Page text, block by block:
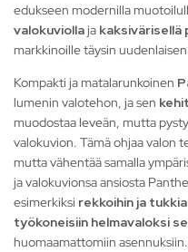
edukseen modernilla
valokuviolla ja kaksivärisellä
markkinoille täysin
Kompakti ja matalarunkoinen
lumenin valotehon, ja sen
muodostaa leveän, mutta
valokuvion. Tämä ohjaa valon
mutta vähentää samalla
ja valokuvionsa ansiosta
esimerkiksi rekkoihin ja
työkoneisiin helmavaloksi
huomaamattomiin